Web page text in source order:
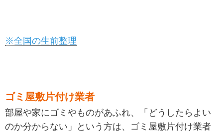
※全国の生前整理
ゴミ屋敷片付け業者
部屋や家にゴミやものがあふれ、「どうしたらよい
のか分からない」という方は、ゴミ屋敷片付け業者